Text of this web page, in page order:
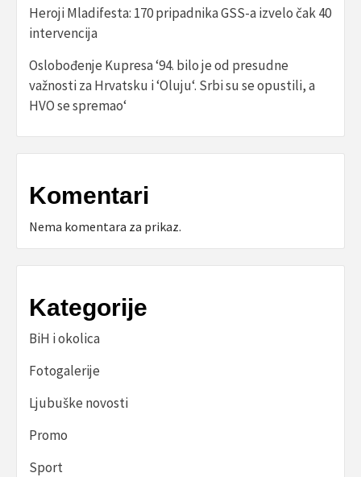
Heroji Mladifesta: 170 pripadnika GSS-a izvelo čak 40
intervencija
Oslobođenje Kupresa ‘94. bilo je od presudne
važnosti za Hrvatsku i ‘Oluju‘. Srbi su se opustili, a
HVO se spremao‘
Komentari
Nema komentara za prikaz.
Kategorije
BiH i okolica
Fotogalerije
Ljubuške novosti
Promo
Sport